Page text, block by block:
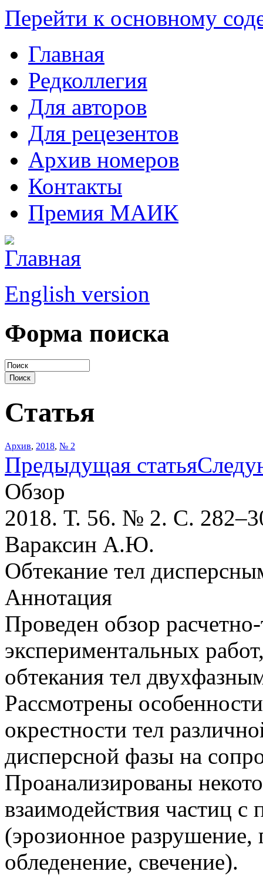
Перейти к основному
Главная
Редколлегия
Для авторов
Для рецезентов
Архив номеров
Контакты
Премия МАИК
English version
Форма поиска
Статья
Архив, 2018, № 2
Предыдущая статья
Обзор
2018. Т. 56. № 2. С.
Вараксин А.Ю.
Обтекание тел
Аннотация
Проведен обзор
экспериментальных
обтекания тел
Рассмотрены
окрестности тел
дисперсной фазы на
Проанализированы
взаимодействия частиц
(эрозионное разрушение,
обледенение, свечение).